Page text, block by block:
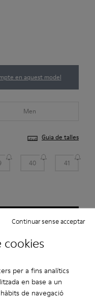
cookies
per a fins analítics
en base a un
de navegació
Continuar sense acceptar
en aquest model
Men
Guia de talles
40 41